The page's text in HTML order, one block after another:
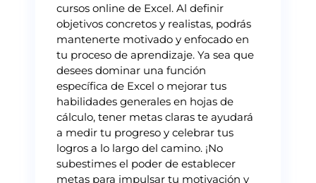
cursos online de Excel. Al definir
objetivos concretos y realistas, podrás
mantenerte motivado y enfocado en
tu proceso de aprendizaje. Ya sea que
desees dominar una función
específica de Excel o mejorar tus
habilidades generales en hojas de
cálculo, tener metas claras te ayudará
a medir tu progreso y celebrar tus
logros a lo largo del camino. ¡No
subestimes el poder de establecer
metas para impulsar tu motivación y